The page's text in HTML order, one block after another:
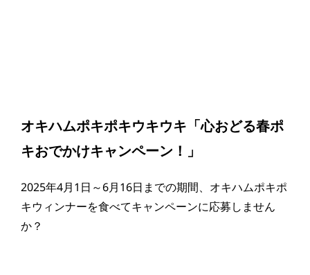
オキハムポキポキウキウキ「心おどる春ポ
キおでかけキャンペーン！」
2025年4月1 日～6月16日までの期間、オキハムポキポ
キウィンナーを食べてキャンペーンに応募しません
か？